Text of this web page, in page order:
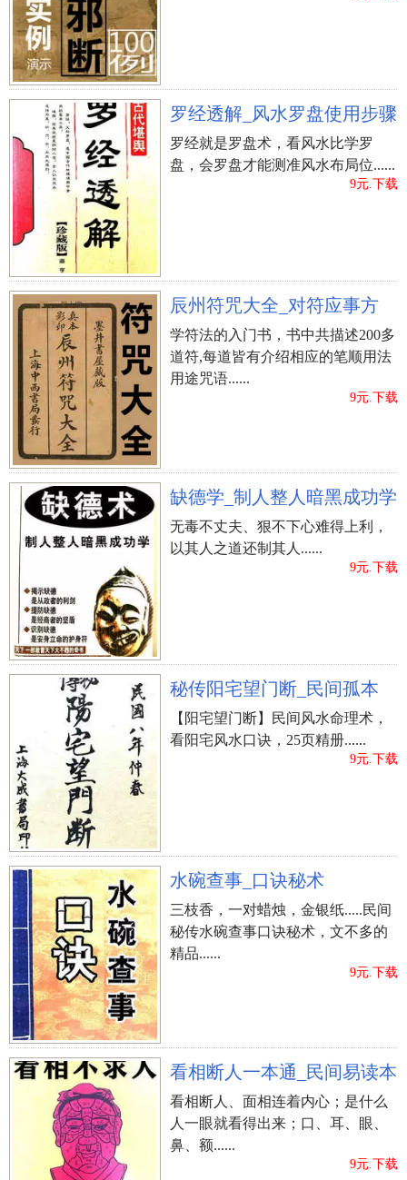
罗经透解_风水罗盘使用步骤
罗经就是罗盘术，看风水比学罗
盘，会罗盘才能测准风水布局位......
9元.下载
辰州符咒大全_对符应事方
学符法的入门书，书中共描述200多
道符,每道皆有介绍相应的笔顺用法
用途咒语......
9元.下载
缺德学_制人整人暗黑成功学
无毒不丈夫、狠不下心难得上利，
以其人之道还制其人......
9元.下载
秘传阳宅望门断_民间孤本
【阳宅望门断】民间风水命理术，
看阳宅风水口诀，25页精册......
9元.下载
水碗查事_口诀秘术
三枝香，一对蜡烛，金银纸.....民间
秘传水碗查事口诀秘术，文不多的
精品......
9元.下载
看相断人一本通_民间易读本
看相断人、面相连着内心；是什么
人一眼就看得出来；口、耳、眼、
鼻、额......
9元.下载